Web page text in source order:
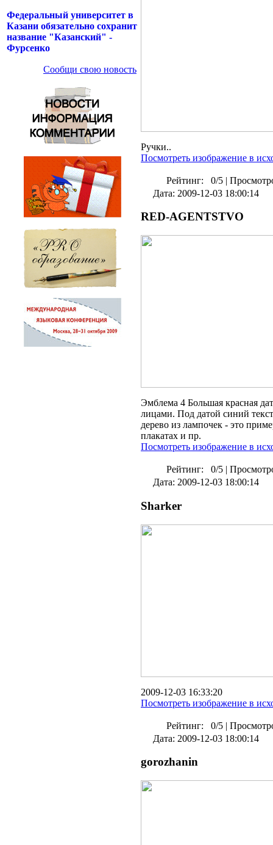
Федеральный университет в
Казани обязательно сохранит
название "Казанский" -
Фурсенко
Сообщи свою новость
Ручки..
Посмотреть изображение в
Рейтинг: 0/5 |
Дата: 2009-12-03 18:00:14
RED-AGENTSTVO
Эмблема 4 Большая красная
лицами. Под датой синий
дерево из лампочек - это
плакатах и пр.
Посмотреть изображение в
Рейтинг: 0/5 |
Дата: 2009-12-03 18:00:14
Sharker
2009-12-03 16:33:20
Посмотреть изображение в
Рейтинг: 0/5 |
Дата: 2009-12-03 18:00:14
gorozhanin